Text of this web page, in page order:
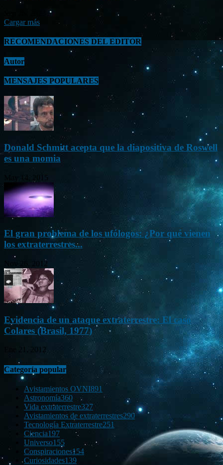
Cargar más
RECOMENDACIONES DEL EDITOR
Autor
MENSAJES POPULARES
Donald Schmitt acepta que la diapositiva de Roswell
es una momia
May 14, 2015
El gran problema de los ufólogos: ¿Por qué vienen
los extraterrestres...
Nov 26, 2012
Evidencia de un ataque extraterrestre: El caso
Colares (Brasil, 1977)
Ene 21, 2012
Categoría popular
Avistamientos OVNI891
Astronomía360
Vida extraterrestre327
Avistamientos de extraterrestres290
Tecnología Extraterrestre251
Ciencia197
Universo155
Conspiraciones154
Curiosidades139